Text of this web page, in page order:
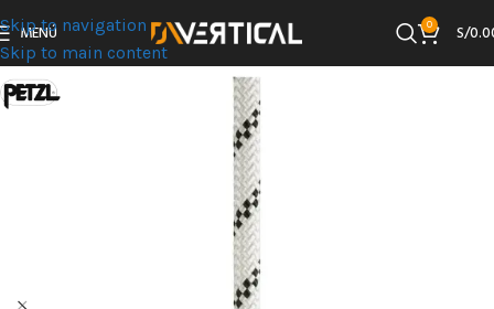
Skip to navigation
Skip to main content
MENÚ 0 S/